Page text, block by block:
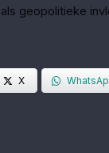
geopolitieke
X